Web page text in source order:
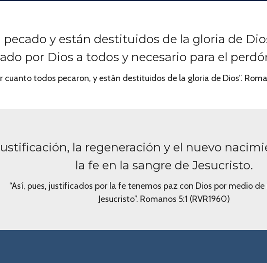
pecado y están destituidos de la gloria de
por Dios a todos y necesario para el
cuanto todos pecaron, y están destituidos de la gloria de Dios”.
la regeneración y el nuevo
la fe en la sangre de Jesucristo.
“Así, pues, justificados por la fe tenemos paz con Dios por medio
Jesucristo”. Romanos 5:1 (RVR1960)